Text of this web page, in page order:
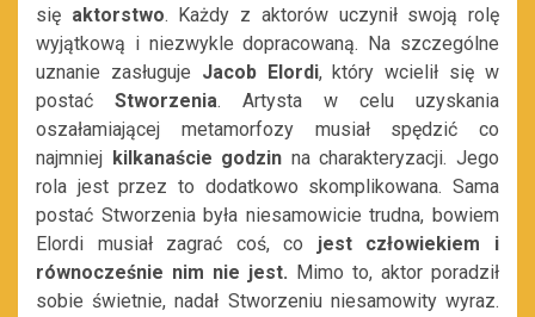
się aktorstwo. Każdy z aktorów uczynił swoją rolę
wyjątkową i niezwykle dopracowaną. Na szczególne
uznanie zasługuje Jacob Elordi, który wcielił się w
postać Stworzenia. Artysta w celu uzyskania
oszałamiającej metamorfozy musiał spędzić co
najmniej kilkanaście godzin na charakteryzacji. Jego
rola jest przez to dodatkowo skomplikowana. Sama
postać Stworzenia była niesamowicie trudna, bowiem
Elordi musiał zagrać coś, co jest człowiekiem i
równocześnie nim nie jest. Mimo to, aktor poradził
sobie świetnie, nadał Stworzeniu niesamowity wyraz.